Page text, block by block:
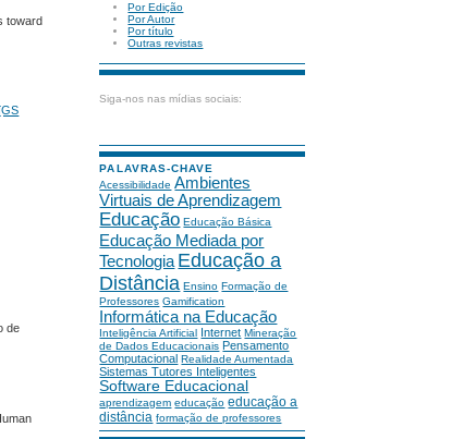
Por Edição
Por Autor
Por título
Outras revistas
Siga-nos nas mídias sociais:
PALAVRAS-CHAVE
Acessibilidade Ambientes
Virtuais de Aprendizagem
Educação Educação Básica
Educação Mediada por
Tecnologia Educação a
Distância Ensino Formação de
Professores Gamification
Informática na Educação
Inteligência Artificial Internet Mineração
de Dados Educacionais Pensamento
Computacional Realidade Aumentada
Sistemas Tutores Inteligentes
Software Educacional
aprendizagem educação educação a
distância formação de professores
toward
[GS
de